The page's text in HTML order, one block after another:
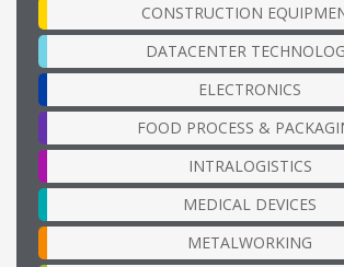
CONSTRUCTION
DATACENTER
ELECTRONICS
FOOD PROCESS &
INTRALOGISTICS
MEDICAL DEVICES
METALWORKING